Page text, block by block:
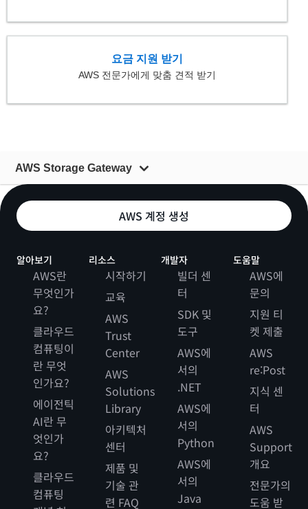
요금 지원 받기
AWS 전문가에게 맞춤 견적 받기
AWS Storage Gateway
게이트웨이 서비스 및 기능
시작하기
리소스
FAQ
고객
AWS 계정 생성
알아보기
AWS란
무엇인가
요?
클라우드
컴퓨팅이
란 무엇
인가요?
에이전틱
AI란 무
엇인가
요?
클라우드
컴퓨팅
리소스
시작하기
교육
AWS
Trust
Center
AWS
Solutions
Library
아키텍처
센터
제품 및
기술 관
련 FAQ
개발자
빌더 센
터
SDK 및
도구
AWS에
서의
.NET
AWS에
서의
Python
AWS에
서의
Java
도움말
AWS에
문의
지원 티
켓 제출
AWS
re:Post
지식 센
터
AWS
Support
개요
전문가의
도움 받